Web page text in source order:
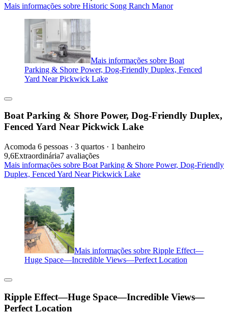
Mais informações sobre Historic Song Ranch Manor
Mais informações sobre Boat
Parking & Shore Power, Dog-Friendly Duplex, Fenced
Yard Near Pickwick Lake
Boat Parking & Shore Power, Dog-Friendly Duplex,
Fenced Yard Near Pickwick Lake
Acomoda 6 pessoas · 3 quartos · 1 banheiro
9,6Extraordinária7 avaliações
Mais informações sobre Boat Parking & Shore Power, Dog-Friendly
Duplex, Fenced Yard Near Pickwick Lake
Mais informações sobre Ripple Effect—
Huge Space—Incredible Views—Perfect Location
Ripple Effect—Huge Space—Incredible Views—
Perfect Location